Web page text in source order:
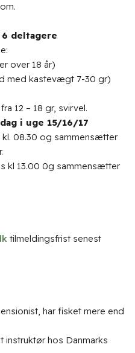
deltagere
over 18 år)
med kastevægt 7-30 gr)
12 – 18 gr, svirvel.
i uge 15/16/17
08.30 og sammensætter
kl 13.00 0g sammensætter
tilmeldingsfrist senest
har fisket mere end
instruktør hos Danmarks